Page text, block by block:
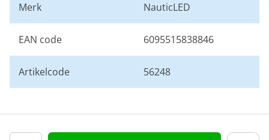
Merk NauticLED
EAN code 6095515838846
Artikelcode 56248